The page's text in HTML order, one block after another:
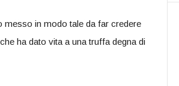
messo in modo tale da far credere
ha dato vita a una truffa degna di